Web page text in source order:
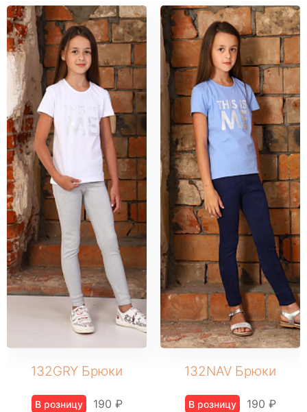
132GRY Брюки
В розницу
190 ₽
132NAV Брюки
В розницу
190 ₽